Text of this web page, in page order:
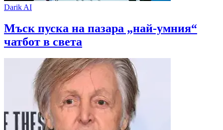
Darik AI
Мъск пуска на пазара „най-умния“
чатбот в света